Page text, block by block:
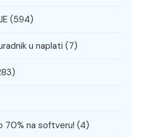
(594)
u naplati (7)
70% na softveru! (4)